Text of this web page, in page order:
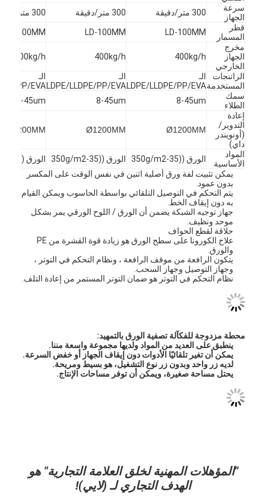
الصفحة الرئيسية
منتجات
معلومات عنا
جولة في المعمل
مراقبة الجودة
اتصل بنا
أخبار
آلة التصفيح طلاء البثق
بلاستيكيّ ترقيق آلة
سرعة
الجهاز
300 متر/دقيقة 300 متر/دقيقة
300 متر/دقيقة
قطر
المسمار
LD-100MM
LD-100MM
LD-100MM
مخرج
الجهاز
الخارجي
400kg/h
400kg/h
400kg/h
الراتنجات
المستخدمة
الـ
LDPE/LLDPE/PP/EVA
الـ
LDPE/LLDPE/PP/EVA
الـ
PP/EVA
سمك
الطلاء
8-45um
8-45um
8-45um
إعادة
التدوير/
(أونويندر
داي)
Ø1200MM
Ø1200MM
Ø1200MM
المواد
الأساسية
الورق ((35-350g/m2 الورق ((35-350g/m2
الورق ((35-350g/m2
يمكن تثبيت لفة ورق أصلية اثنين في نفس الوقت على المكسر
بدون عمود.
يتم التحكم في التوصيل التلقائي بواسطة الحاسوب ويمكن القيام
به دون إيقاف الخط.
جهاز توجيه الشبكة يضمن أن الورق / اللوح الورقي يمر بشكل
موحد ونظيف.
حلاقة لقطع الحواف
علاج الكورونا على سطح الورق هو زيادة قوة القشرة من PE
والورق.
يتكون الرافعة من موقف الرافعة ، ونظام التحكم في التوتر ،
وجهاز التوصيل وجهاز السحب.
نظام التحكم في التوتر هو ضمان التوتر المستمر من إعادة التلف.
محطة مزدوجة للفكآلة تصفية الورق بالتمهيد:
ينطبق على العديد من المواد ولديها مجموعة واسعة مننا.
يمكن أن تغير تلقائيًا الأدوات دون إيقاف الجهاز أو خفض السرعة.
لديه زر واحد وبدون زر نوع التشغيل، هو بسيط ومريحة.
يحتل مساحة صغيرة، ويمكن أن توفر مساحات الإنتاج.
"المؤهلات المهنية لخلق العلامة التجارية" هو
الهدف التجاري لـ (لايي)!